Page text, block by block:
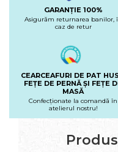
GARANȚIE 100%
Asigurăm returnarea banilor,
caz de retur
CEARCEAFURI DE PAT
FEȚE DE PERNĂ ȘI FEȚE
MASĂ
Confecționate la comandă în
atelierul nostru!